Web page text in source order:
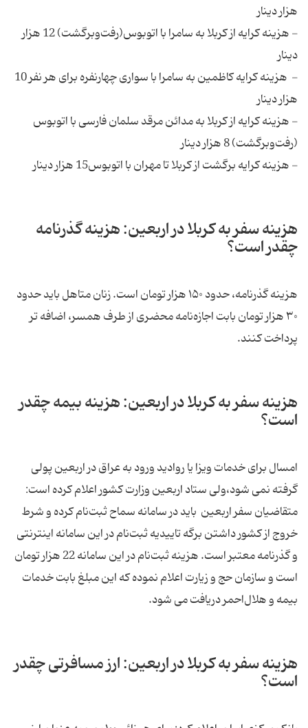
هزار دینار
- هزینه کرایه‌ از کربلا به سامرا با اتوبوس(رفت‌وبرگشت) 12 هزار
دینار
- هزینه کرایه کاظمین به سامرا با سواری چهارنفره برای هر نفر 10
هزار دینار
- هزینه کرایه از کربلا به مدائن مرقد سلمان فارسی با اتوبوس
(رفت‌وبرگشت) 8 هزار دینار
- هزینه‌ کرایه برگشت از کربلا تا مهران با اتوبوس‌15 هزار دینار
هزینه سفر به کربلا در اربعین: هزینه گذرنامه
چقدر است؟
هزینه گذرنامه، حدود ۱۵۰ هزار تومان است. زنان متاهل باید حدود
۳۰ هزار تومان بابت اجازه‌نامه محضری از طرف همسر، اضافه تر
پرداخت کنند.
هزینه سفر به کربلا در اربعین: هزینه بیمه چقدر
است؟
امسال برای خدمات ویزا یا روادید ورود به عراق در اربعین پولی
گرفته نمی شود،ولی ستاد اربعین وزارت کشور اعلام کرده است:
متقاضیان سفر اربعین باید در سامانه سماح ثبت‌نام کرده و شرط
خروج از کشور داشتن برگه تاییدیه ثبت‌نام در این سامانه اینترنتی
و گذرنامه معتبر است. هزینه ثبت‌نام در این سامانه 22 هزار تومان
است و سازمان حج و زیارت اعلام نموده که این مبلغ بابت خدمات
بیمه و هلال‌احمر دریافت می شود.
هزینه سفر به کربلا در اربعین: ارز مسافرتی چقدر
است؟